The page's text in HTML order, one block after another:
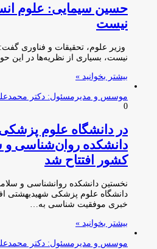
حسین سیمایی: علوم
نیست
وزیر علوم، تحقیقات و فناوری
نیست، بسیاری از نظریه‌ها در این
بیشتر بخوانید »
موسس و مدیرمسئول: دکتر
0
در دانشگاه علوم
دانشکده روان‌شناسی و
کشور افتتاح شد
نخستین دانشکده روانشناسی و
دانشگاه علوم پزشکی شهیدبهشتی
خبری موفقیت شناسی به…
بیشتر بخوانید »
موسس و مدیرمسئول: دکتر